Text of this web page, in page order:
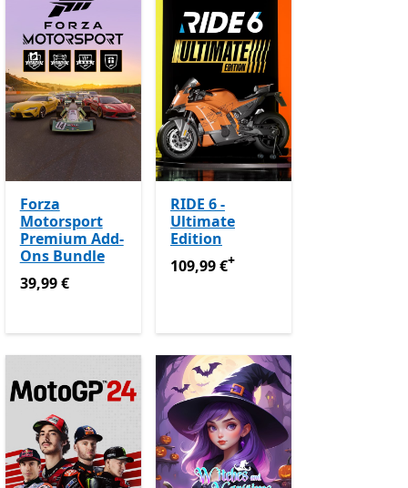
Käufe
Forza
Motorsport
Premium Add-
Ons Bundle
39,99 €
39,99 €
RIDE 6 -
Ultimate
Edition
109,99 €Enthält In-App-Käufe
109,99 €+